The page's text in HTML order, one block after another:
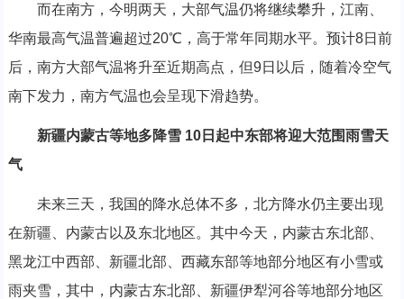
而在南方，今明两天，大部气温仍将继续攀升，江南、
华南最高气温普遍超过20℃，高于常年同期水平。预计8日前
后，南方大部气温将升至近期高点，但9日以后，随着冷空气
南下发力，南方气温也会呈现下滑趋势。
新疆内蒙古等地多降雪 10日起中东部将迎大范围雨雪天
气
未来三天，我国的降水总体不多，北方降水仍主要出现
在新疆、内蒙古以及东北地区。其中今天，内蒙古东北部、
黑龙江中西部、新疆北部、西藏东部等地部分地区有小雪或
雨夹雪，其中，内蒙古东北部、新疆伊犁河谷等地部分地区